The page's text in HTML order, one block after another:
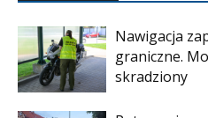
Nawigacja
graniczne.
skradziony